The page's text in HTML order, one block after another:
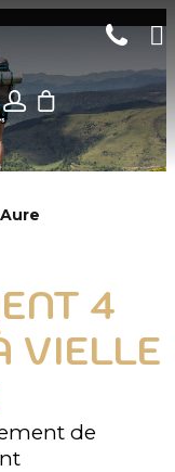
4
VIELLE
de